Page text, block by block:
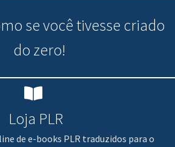
se você tivesse criado
do zero!
Loja PLR
de e-books PLR traduzidos para o